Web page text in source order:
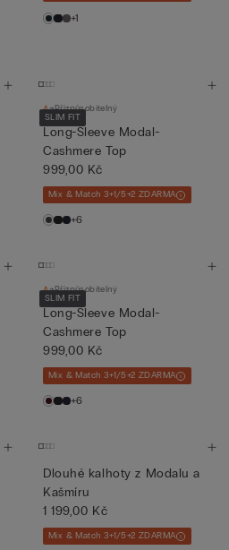
+1
SLIM FIT
Přizpůsobitelný
Long-Sleeve Modal-
Cashmere Top
999,00 Kč
Mix & Match 3+1/5+2 ZDARMA
+6
SLIM FIT
Přizpůsobitelný
Long-Sleeve Modal-
Cashmere Top
999,00 Kč
Mix & Match 3+1/5+2 ZDARMA
+6
Dlouhé kalhoty z Modalu a
Kašmíru
1 199,00 Kč
Mix & Match 3+1/5+2 ZDARMA